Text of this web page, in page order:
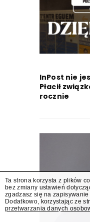
InPost nie
Płacił
rocznie
Ta strona korzysta z plików
bez zmiany ustawień
zgadzasz się na
Dodatkowo, korzystając ze
przetwarzania danych